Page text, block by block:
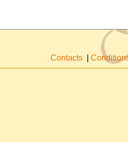
Contacts |